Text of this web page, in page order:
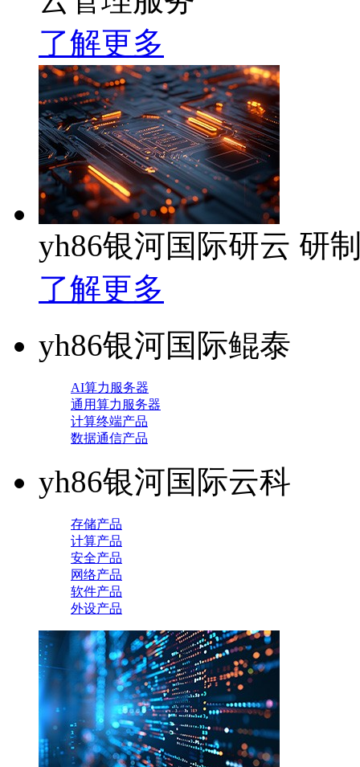
了解更多
yh86银河国际研云 研
了解更多
yh86银河国际鲲泰
AI算力服务器
通用算力服务器
计算终端产品
数据通信产品
yh86银河国际云科
存储产品
计算产品
安全产品
网络产品
软件产品
外设产品